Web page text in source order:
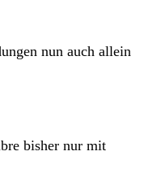
nun auch allein
bisher nur mit